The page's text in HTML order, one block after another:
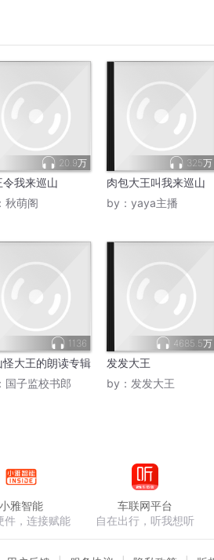
20.9万
令我来巡山
秋萌阁
325万
肉包大王叫我来巡山
by： yaya主播
1136
怪大王的朗读专辑
国子监校书郎
4685.5万
发发大王
by： 发发大王
小雅智能
件，连接赋能
车联网平台
自在出行，听我想听